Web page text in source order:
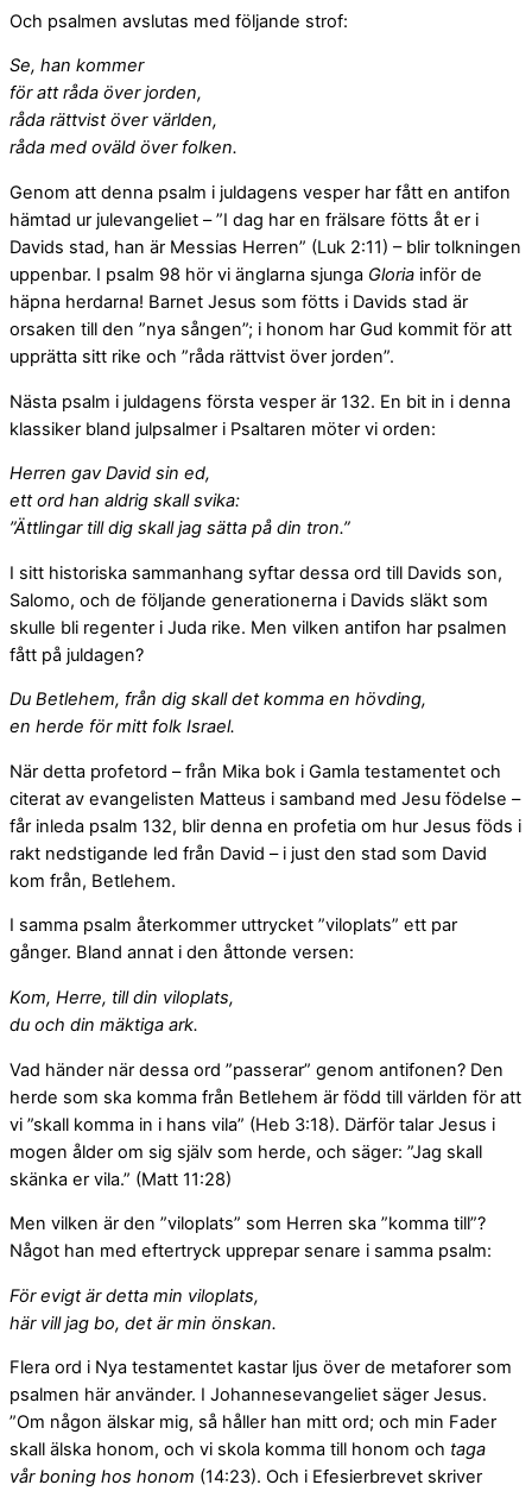
Och psalmen avslutas med följande strof:
Se, han kommer
för att råda över jorden,
råda rättvist över världen,
råda med oväld över folken.
Genom att denna psalm i juldagens vesper har fått en antifon
hämtad ur julevangeliet – ”I dag har en frälsare fötts åt er i
Davids stad, han är Messias Herren” (Luk 2:11) – blir tolkningen
uppenbar. I psalm 98 hör vi änglarna sjunga Gloria inför de
häpna herdarna! Barnet Jesus som fötts i Davids stad är
orsaken till den ”nya sången”; i honom har Gud kommit för att
upprätta sitt rike och ”råda rättvist över jorden”.
Nästa psalm i juldagens första vesper är 132. En bit in i denna
klassiker bland julpsalmer i Psaltaren möter vi orden:
Herren gav David sin ed,
ett ord han aldrig skall svika:
”Ättlingar till dig skall jag sätta på din tron.”
I sitt historiska sammanhang syftar dessa ord till Davids son,
Salomo, och de följande generationerna i Davids släkt som
skulle bli regenter i Juda rike. Men vilken antifon har psalmen
fått på juldagen?
Du Betlehem, från dig skall det komma en hövding,
en herde för mitt folk Israel.
När detta profetord – från Mika bok i Gamla testamentet och
citerat av evangelisten Matteus i samband med Jesu födelse –
får inleda psalm 132, blir denna en profetia om hur Jesus föds i
rakt nedstigande led från David – i just den stad som David
kom från, Betlehem.
I samma psalm återkommer uttrycket ”viloplats” ett par
gånger. Bland annat i den åttonde versen:
Kom, Herre, till din viloplats,
du och din mäktiga ark.
Vad händer när dessa ord ”passerar” genom antifonen? Den
herde som ska komma från Betlehem är född till världen för att
vi ”skall komma in i hans vila” (Heb 3:18). Därför talar Jesus i
mogen ålder om sig själv som herde, och säger: ”Jag skall
skänka er vila.” (Matt 11:28)
Men vilken är den ”viloplats” som Herren ska ”komma till”?
Något han med eftertryck upprepar senare i samma psalm:
För evigt är detta min viloplats,
här vill jag bo, det är min önskan.
Flera ord i Nya testamentet kastar ljus över de metaforer som
psalmen här använder. I Johannesevangeliet säger Jesus.
”Om någon älskar mig, så håller han mitt ord; och min Fader
skall älska honom, och vi skola komma till honom och taga
vår boning hos honom (14:23). Och i Efesierbrevet skriver